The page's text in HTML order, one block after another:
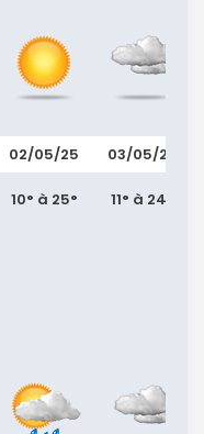
02/05/25
10° à 25°
03/05/25
11° à 24°